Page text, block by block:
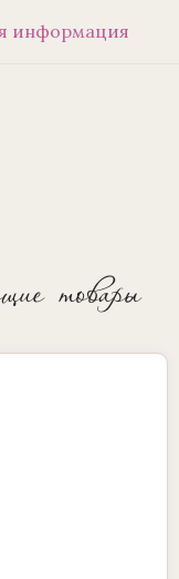
информация
товары